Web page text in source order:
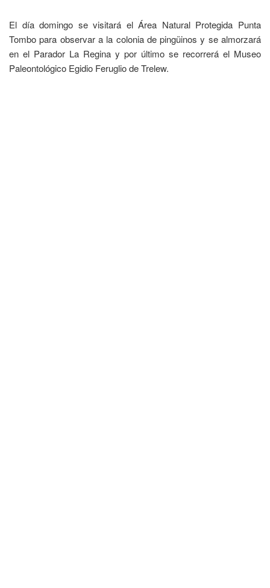
El día domingo se visitará el Área Natural Protegida Punta
Tombo para observar a la colonia de pingüinos y se almorzará
en el Parador La Regina y por último se recorrerá el Museo
Paleontológico Egidio Feruglio de Trelew.